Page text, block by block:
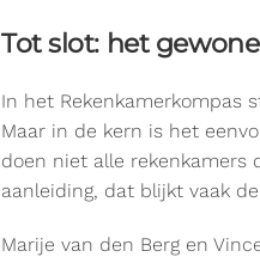
Tot slot: het
In het Rekenkamerkompas
Maar in de kern is het
doen niet alle rekenkamers
aanleiding, dat blijkt vaak
Marije van den Berg en